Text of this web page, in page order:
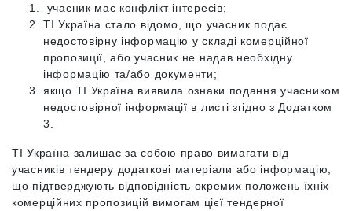
учасник має конфлікт інтересів;
ТІ Україна стало відомо, що учасник подає
недостовірну інформацію у складі комерційної
пропозиції, або учасник не надав необхідну
інформацію та/або документи;
якщо ТІ Україна виявила ознаки подання учасником
недостовірної інформації в листі згідно з Додатком
3.
TI Україна залишає за собою право вимагати від
учасників тендеру додаткові матеріали або інформацію,
що підтверджують відповідність окремих положень їхніх
комерційних пропозицій вимогам цієї тендерної